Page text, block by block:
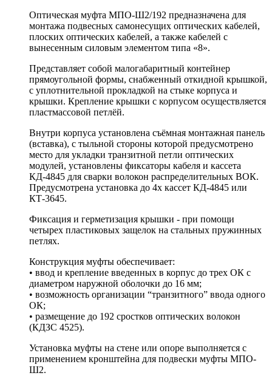
Оптическая муфта МПО-Ш2/192 предназначена для
монтажа подвесных самонесущих оптических кабелей,
плоских оптических кабелей, а также кабелей с
вынесенным силовым элементом типа «8».
Представляет собой малогабаритный контейнер
прямоугольной формы, снабженный откидной крышкой,
с уплотнительной прокладкой на стыке корпуса и
крышки. Крепление крышки с корпусом осуществляется
пластмассовой петлёй.
Внутри корпуса установлена съёмная монтажная панель
(вставка), с тыльной стороны которой предусмотрено
место для укладки транзитной петли оптических
модулей, установлены фиксаторы кабеля и кассета
КД-4845 для сварки волокон распределительных ВОК.
Предусмотрена установка до 4х кассет КД-4845 или
КТ-3645.
Фиксация и герметизация крышки - при помощи
четырех пластиковых защелок на стальных пружинных
петлях.
Конструкция муфты обеспечивает:
• ввод и крепление введенных в корпус до трех ОК с
диаметром наружной оболочки до 16 мм;
• возможность организации “транзитного” ввода одного
ОК;
• размещение до 192 сростков оптических волокон
(КДЗС 4525).
Установка муфты на стене или опоре выполняется с
применением кронштейна для подвески муфты МПО-
Ш2.